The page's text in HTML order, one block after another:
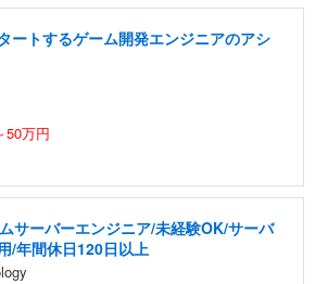
ートするゲーム開発エンジニアのアシ
50万円
サーバーエンジニア/未経験OK/サーバ
/年間休日120日以上